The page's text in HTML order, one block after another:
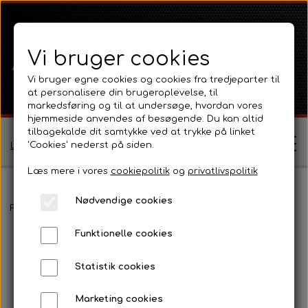
Log ind / Opret profil
Kontakt
Forside Selectamatic
Vi bruger cookies
Vi bruger egne cookies og cookies fra tredjeparter til
at personalisere din brugeroplevelse, til
markedsføring og til at undersøge, hvordan vores
hjemmeside anvendes af besøgende. Du kan altid
tilbagekalde dit samtykke ved at trykke på linket
'Cookies' nederst på siden.
Læs mere i vores cookiepolitikog privatlivspolitik
Nødvendige cookies
Funktionelle cookies
Statistik cookies
Marketing cookies